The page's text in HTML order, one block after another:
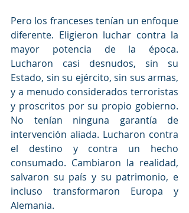
Pero los franceses tenían un enfoque
diferente. Eligieron luchar contra la
mayor potencia de la época.
Lucharon casi desnudos, sin su
Estado, sin su ejército, sin sus armas,
y a menudo considerados terroristas
y proscritos por su propio gobierno.
No tenían ninguna garantía de
intervención aliada. Lucharon contra
el destino y contra un hecho
consumado. Cambiaron la realidad,
salvaron su país y su patrimonio, e
incluso transformaron Europa y
Alemania.